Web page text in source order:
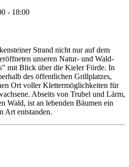
- 18:00
Strand nicht nur auf dem
unseren Natur- und Wald-
mit Blick über die Kieler Förde. In
des öffentlichen Grillplatzes,
Ort voller Klettermöglichkeiten für
Abseits von Trubel und Lärm,
Wald, ist an lebenden Bäumen ein
Art entstanden.